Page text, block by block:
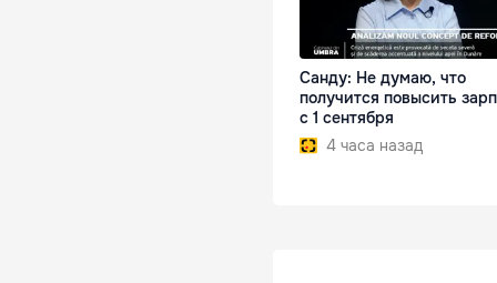
Санду: Не думаю, что
получится повысить
с 1 сентября
4 часа назад